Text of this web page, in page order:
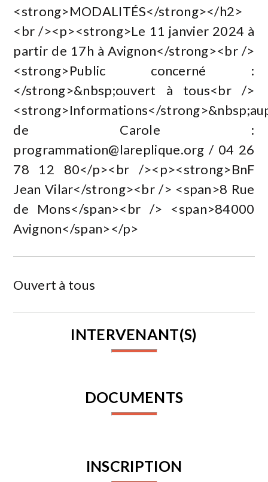
<strong>MODALITÉS</strong></h2>
<br /><p><strong>Le 11 janvier 2024 à
partir de 17h à Avignon</strong><br />
<strong>Public concerné :
</strong>&nbsp;ouvert à tous<br />
<strong>Informations</
de Carole :
programmation@lareplique.org / 04 26
78 12 80</p><br /><p><strong>BnF
Jean Vilar</strong><br /> <span>8 Rue
de Mons</span><br /> <span>84000
Avignon</span></p>
Ouvert à tous
INTERVENANT(S)
DOCUMENTS
INSCRIPTION